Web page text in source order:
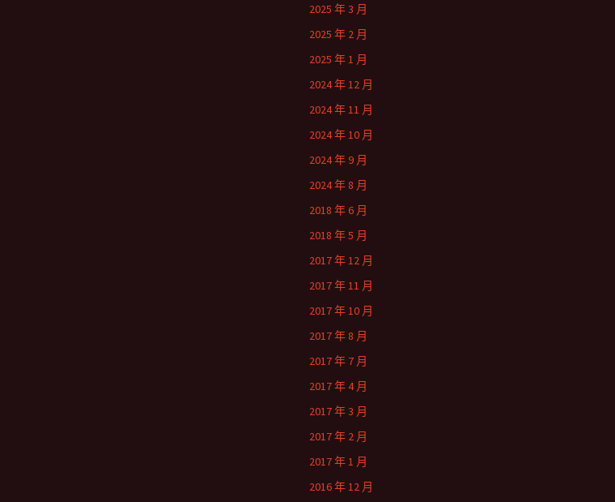
2025 年 3 月
2025 年 2 月
2025 年 1 月
2024 年 12 月
2024 年 11 月
2024 年 10 月
2024 年 9 月
2024 年 8 月
2018 年 6 月
2018 年 5 月
2017 年 12 月
2017 年 11 月
2017 年 10 月
2017 年 8 月
2017 年 7 月
2017 年 4 月
2017 年 3 月
2017 年 2 月
2017 年 1 月
2016 年 12 月